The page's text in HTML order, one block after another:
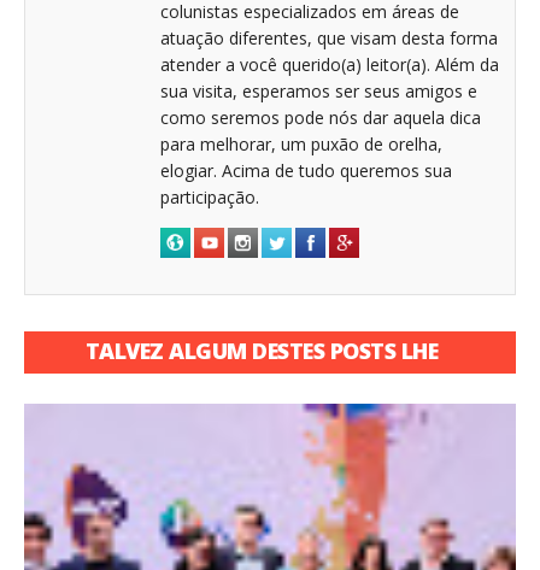
colunistas especializados em áreas de
atuação diferentes, que visam desta forma
atender a você querido(a) leitor(a). Além da
sua visita, esperamos ser seus amigos e
como seremos pode nós dar aquela dica
para melhorar, um puxão de orelha,
elogiar. Acima de tudo queremos sua
participação.
TALVEZ ALGUM DESTES POSTS LHE